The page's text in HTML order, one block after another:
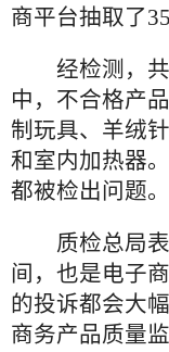
商平台抽取了
经检测，共
中，不合格产
制玩具、羊绒
和室内加热器
都被检出问题。
质检总局表
间，也是电子
的投诉都会大
商务产品质量